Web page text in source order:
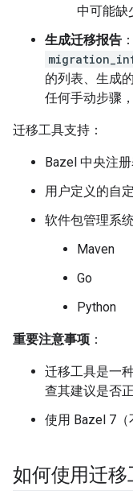
中可能缺
生成迁移报告
的列表、生成
任何手动步骤
迁移工具支持：
Bazel 中央注
用户定义的自
软件包管理系
Maven
Go
Python
重要注意事项 ：
迁移工具是一
查其建议是否正
使用 Bazel 7（
如何使用迁移